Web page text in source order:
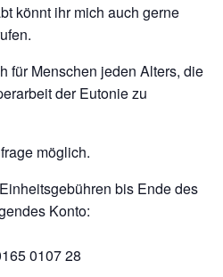
könnt ihr mich auch gerne
für Menschen jeden Alters, die
der Eutonie zu
möglich.
bis Ende des
Konto:
0107 28